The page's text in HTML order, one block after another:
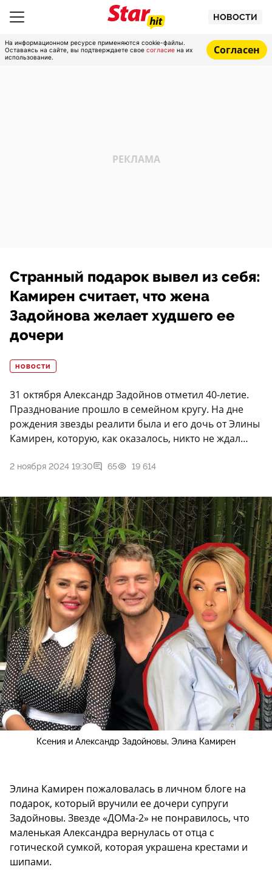
НОВОСТИ
На информационном ресурсе применяются cookie-файлы.
Оставаясь на сайте, вы подтверждаете свое согласие на их
использование.
Согласен
Странный подарок вывел из себя:
Камирен считает, что жена
Задойнова желает худшего ее
дочери
НОВОСТИ
31 октября Александр Задойнов отметил 40-летие.
Празднование прошло в семейном кругу. На дне
рождения звезды реалити была и его дочь от Элины
Камирен, которую, как оказалось, никто не ждал…
2 ноября 2024 19:30 65 19 614
Ксения и Александр Задойновы, Элина Камирен
Элина Камирен пожаловалась в личном блоге на
подарок, который вручили ее дочери супруги
Задойновы. Звезде «ДОМа-2» не понравилось, что
маленькая Александра вернулась от отца с
готической сумкой, которая украшена крестами и
шипами.